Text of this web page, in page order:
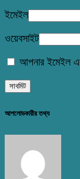
ইমেইল
ওয়েবসাইট
আপনার ইমেইল
আপলোডকারীর তথ্য